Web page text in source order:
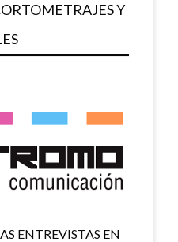
Y
ENTREVISTAS EN